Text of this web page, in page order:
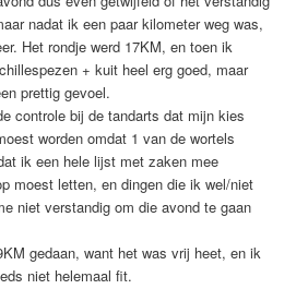
nadat ik een paar kilometer weg was,
Het rondje werd 17KM, en toen ik
+ kuit heel erg goed, maar
prettig gevoel.
controle bij de tandarts dat mijn kies
worden omdat 1 van de wortels
ik een hele lijst met zaken mee
moest letten, en dingen die ik wel/niet
niet verstandig om die avond te gaan
gedaan, want het was vrij heet, en ik
niet helemaal fit.